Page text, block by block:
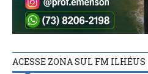
ACESSE ZONA SUL FM ILHÉUS